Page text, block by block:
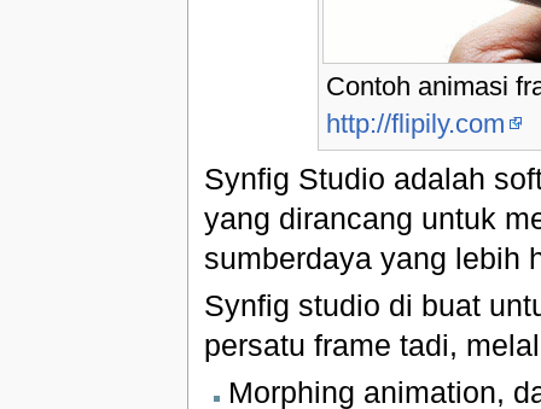
Contoh animasi
http://flipily.com
Synfig Studio adalah
yang dirancang untuk
sumberdaya yang lebih
Synfig studio di buat
persatu frame tadi,
Morphing animation,